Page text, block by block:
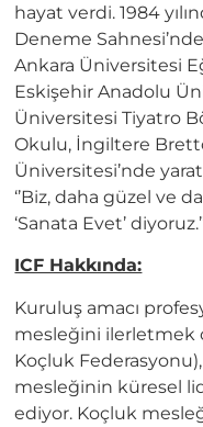
hayat verdi. 1984
Deneme
Ankara Üniversitesi
Eskişehir Anadolu
Üniversitesi Tiyatro
Okulu, İngiltere
Üniversitesi’nde
‘’Biz, daha güzel ve
‘Sanata Evet’
ICF Hakkında:
Kuruluş amacı
mesleğini ilerletmek
Koçluk
mesleğinin küresel
ediyor. Koçluk